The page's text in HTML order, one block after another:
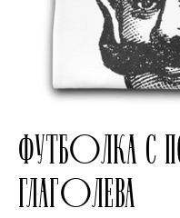
ФУТБОЛКА С
ГЛАГОЛЕВА